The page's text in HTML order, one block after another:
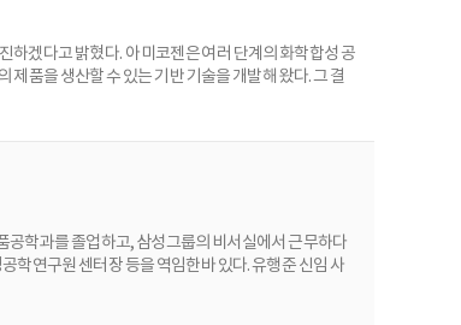
하겠다고 밝혔다. 아미코젠은 여러 단계의 화학합성 공
품을 생산할 수 있는 기반 기술을 개발해 왔다. 그 결
공학과를 졸업하고, 삼성그룹의 비서실에서 근무하다
학연구원 센터장 등을 역임한바 있다. 유행준 신임 사